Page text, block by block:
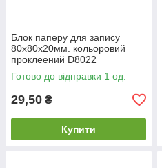
Блок паперу для запису
80х80х20мм. кольоровий
проклеений D8022
Готово до відправки 1 од.
29,50 ₴
Купити